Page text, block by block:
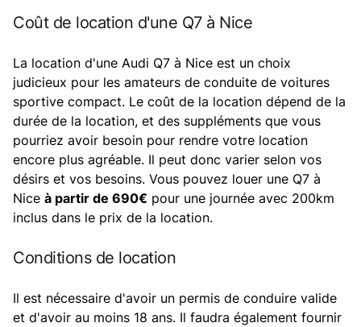
Coût de location d'une Q7 à Nice
La location d'une Audi Q7 à Nice est un choix
judicieux pour les amateurs de conduite de voitures
sportive compact. Le coût de la location dépend de la
durée de la location, et des suppléments que vous
pourriez avoir besoin pour rendre votre location
encore plus agréable. Il peut donc varier selon vos
désirs et vos besoins. Vous pouvez louer une Q7 à
Nice à partir de 690€ pour une journée avec 200km
inclus dans le prix de la location.
Conditions de location
Il est nécessaire d'avoir un permis de conduire valide
et d'avoir au moins 18 ans. Il faudra également fournir